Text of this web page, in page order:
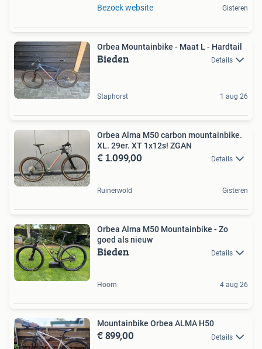
Bezoek website Gisteren
Orbea Mountainbike - Maat L - Hardtail
Bieden Details
Staphorst 1 aug 26
Orbea Alma M50 carbon mountainbike.
XL. 29er. XT 1x12s! ZGAN
€ 1.099,00 Details
Ruinerwold Gisteren
Orbea Alma M50 Mountainbike - Zo
goed als nieuw
Bieden Details
Hoorn 4 aug 26
Mountainbike Orbea ALMA H50
€ 899,00 Details